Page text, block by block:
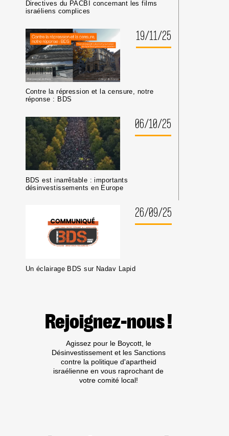
Directives du PACBI concernant les films
israéliens complices
19/11/25
Contre la répression et la censure, notre
réponse : BDS
06/10/25
BDS est inarrêtable : importants
désinvestissements en Europe
26/09/25
Un éclairage BDS sur Nadav Lapid
Rejoignez-nous !
Agissez pour le Boycott, le
Désinvestissement et les Sanctions
contre la politique d'apartheid
israélienne en vous raprochant de
votre comité local!